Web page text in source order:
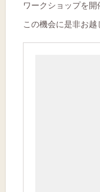
ワークショップを開
この機会に是非お